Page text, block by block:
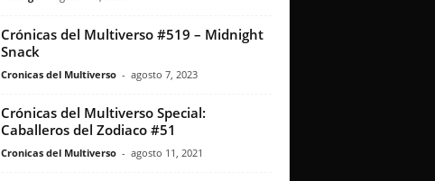
Crónicas del Multiverso #519 – Midnight
Snack
Cronicas del Multiverso - agosto 7, 2023
Crónicas del Multiverso Special:
Caballeros del Zodiaco #51
Cronicas del Multiverso - agosto 11, 2021